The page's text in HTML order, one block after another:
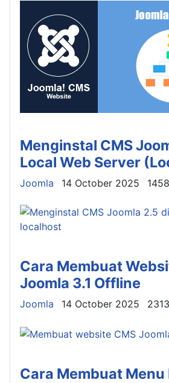
Menginstal CMS
Local Web Server
Details
Joomla 14 October 2025
Cara Membuat
Joomla 3.1 Offline
Details
Joomla 14 October 2025
Cara Membuat